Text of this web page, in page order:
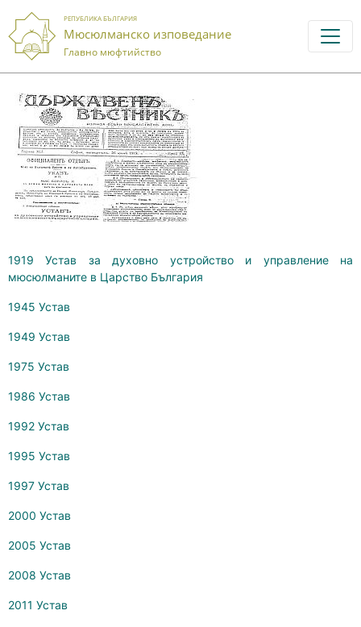
РЕПУБЛИКА БЪЛГАРИЯ
Мюсюлманско изповедание
Главно мюфтийство
1919 Устав за духовно устройство и управление на
мюсюлманите в Царство България
1945 Устав
1949 Устав
1975 Устав
1986 Устав
1992 Устав
1995 Устав
1997 Устав
2000 Устав
2005 Устав
2008 Устав
2011 Устав